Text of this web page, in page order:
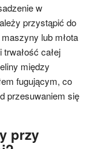
w
przystąpić do
lub młota
całej
między
fugującym, co
przesuwaniem się
przy